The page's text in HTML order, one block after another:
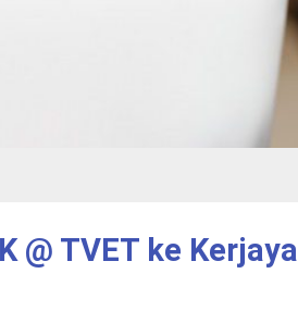
@ TVET ke Kerjaya